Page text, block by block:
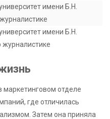
имени Б.Н.
имени Б.Н.
журналистике
маркетинговом отделе
где отличилась
Затем она приняла